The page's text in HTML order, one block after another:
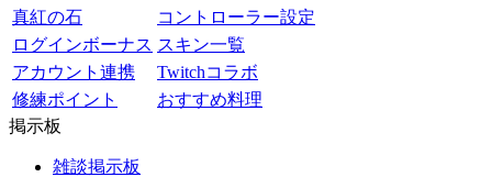
真紅の石
コントローラー設定
ログインボーナス スキン一覧
アカウント連携
Twitchコラボ
修練ポイント
おすすめ料理
掲示板
雑談掲示板